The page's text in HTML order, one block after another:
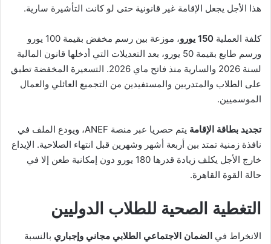
هذا الأجل يجعل الإقامة غير قانونية حتى لو كانت التأشيرة سارية.
كلفة العملية 150 يورو
، موزعة بين رسم مخفض بقيمة 100 يورو
ورسم طابع بقيمة 50 يورو، بعد التعديلات التي أدخلها قانون المالية
لسنة 2026 والسارية منذ فاتح ماي 2026. التسعيرة المخفضة تطبق
على الطلاب والمتدربين والمستفيدين من التجميع العائلي والعمال
الموسميين.
تجديد بطاقة الإقامة
يتم حصريا عبر منصة ANEF، ويودع الملف في
نافذة زمنية تمتد بين أربعة أشهر وشهرين قبل انتهاء الصلاحية. الإيداع
خارج الأجل يكلف زيادة قدرها 180 يورو دون إمكانية طعن إلا في
حالة القوة القاهرة.
التغطية الصحية للطلاب الدوليين
الانخراط في الضمان الاجتماعي الطلابي مجاني وإجباري بالنسبة